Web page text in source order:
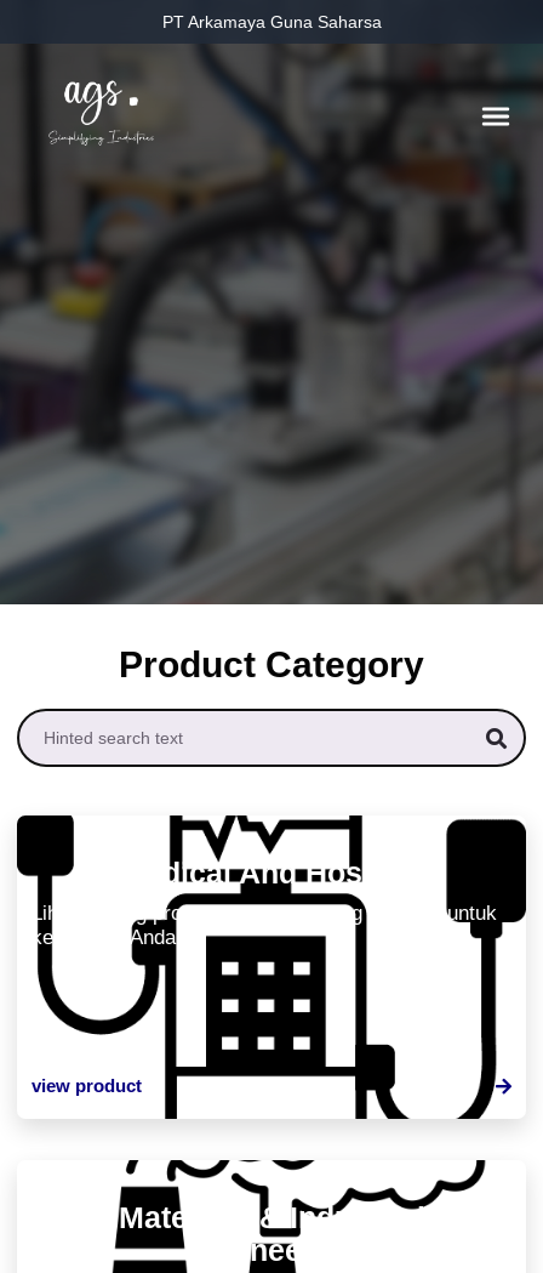
PT Arkamaya Guna Saharsa
Product Category
Medical And Hospital
Lihat katalog produk dan solusi yang tersedia untuk
kebutuhan Anda.
view product
Materials & Industrial
Engineering